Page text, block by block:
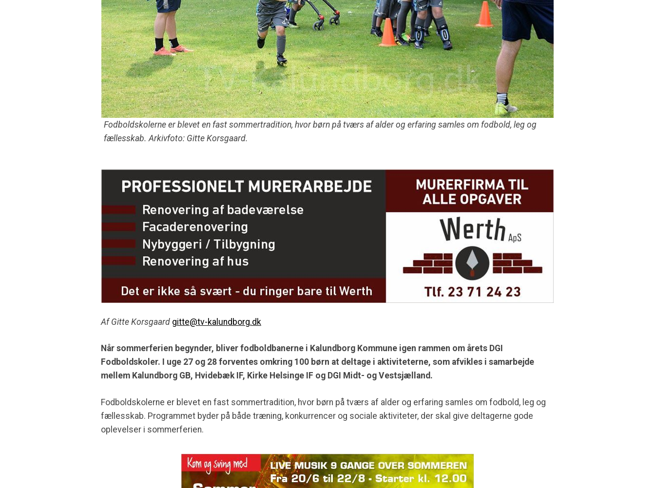
Fodboldskolerne er blevet en fast sommertradition, hvor børn på tværs af alder og erfaring samles om fodbold, leg og
fællesskab. Arkivfoto: Gitte Korsgaard.
Af Gitte Korsgaard gitte@tv-kalundborg.dk
Når sommerferien begynder, bliver fodboldbanerne i Kalundborg Kommune igen rammen om årets DGI
Fodboldskoler. I uge 27 og 28 forventes omkring 100 børn at deltage i aktiviteterne, som afvikles i samarbejde
mellem Kalundborg GB, Hvidebæk IF, Kirke Helsinge IF og DGI Midt- og Vestsjælland.
Fodboldskolerne er blevet en fast sommertradition, hvor børn på tværs af alder og erfaring samles om fodbold, leg og
fællesskab. Programmet byder på både træning, konkurrencer og sociale aktiviteter, der skal give deltagerne gode
oplevelser i sommerferien.